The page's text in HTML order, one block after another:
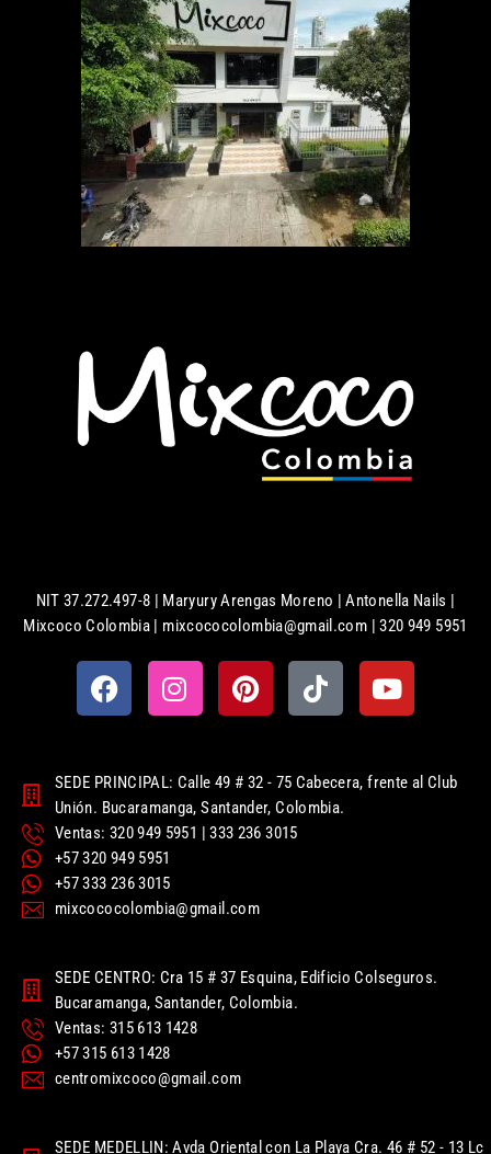
NIT 37.272.497-8 | Maryury Arengas Moreno | Antonella Nails |
Mixcoco Colombia | mixcococolombia@gmail.com | 320 949 5951
SEDE PRINCIPAL: Calle 49 # 32 - 75 Cabecera, frente al Club
Unión. Bucaramanga, Santander, Colombia.
Ventas: 320 949 5951 | 333 236 3015
+57 320 949 5951
+57 333 236 3015
mixcococolombia@gmail.com
SEDE CENTRO: Cra 15 # 37 Esquina, Edificio Colseguros.
Bucaramanga, Santander, Colombia.
Ventas: 315 613 1428
+57 315 613 1428
centromixcoco@gmail.com
SEDE MEDELLIN: Avda Oriental con La Playa Cra. 46 # 52 - 13 Lc